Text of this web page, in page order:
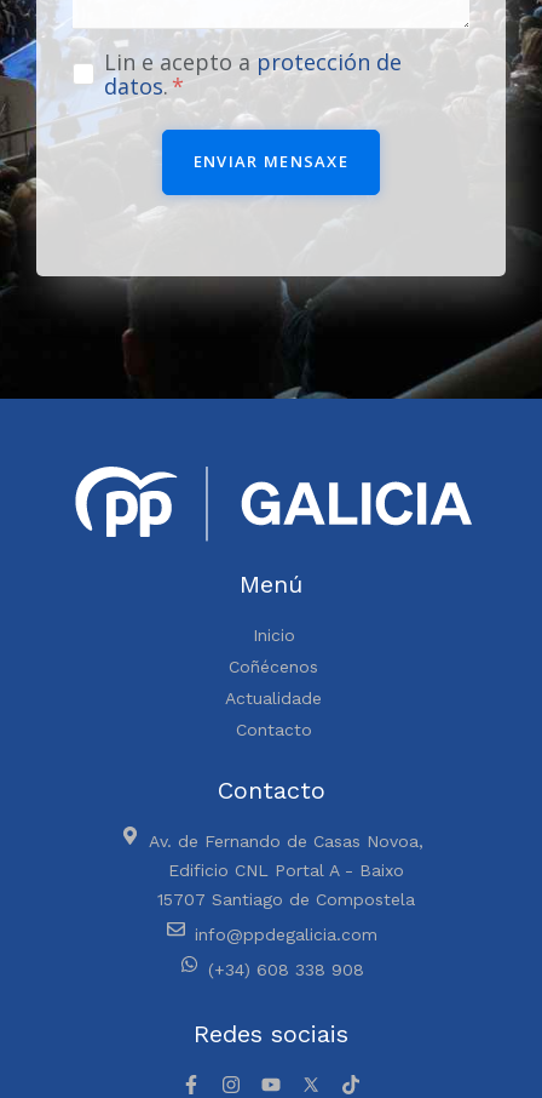
Lin e acepto a protección de
datos.
ENVIAR MENSAXE
Menú
Inicio
Coñécenos
Actualidade
Contacto
Contacto
Av. de Fernando de Casas Novoa,
Edificio CNL Portal A - Baixo
15707 Santiago de Compostela
info@ppdegalicia.com
(+34) 608 338 908
Redes sociais